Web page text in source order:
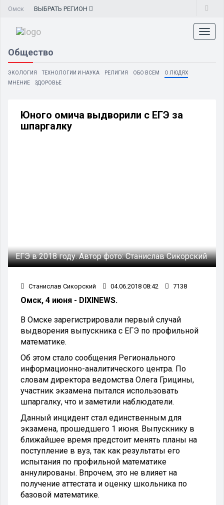
Омск ВЫБРАТЬ РЕГИОН
Общество
ЭКОЛОГИЯ ТЕХНОЛОГИИ И НАУКА РЕЛИГИЯ ОБО ВСЕМ
О ЛЮДЯХ
МНЕНИЕ
ЗДОРОВЬЕ
Юного омича выдворили с ЕГЭ за
шпаргалку
ЕГЭ в 2018 году.Автор фото:Станислав Сикорский
Станислав Сикорский 04.06.2018 08:42 7138
Омск, 4 июня - DIXINEWS.
В Омске зарегистрировали первый случай
выдворения выпускника с ЕГЭ по профильной
математике.
Об этом стало сообщения Регионального
информационно-аналитического центра. По
словам директора ведомства Олега Грицины,
участник экзамена пытался использовать
шпаргалку, что и заметили наблюдатели.
Данный инцидент стал единственным для
экзамена, прошедшего 1 июня. Выпускнику в
ближайшее время предстоит менять планы на
поступление в вуз, так как результаты его
испытания по профильной математике
аннулированы. Впрочем, это не влияет на
получение аттестата и оценку школьника по
базовой математике.